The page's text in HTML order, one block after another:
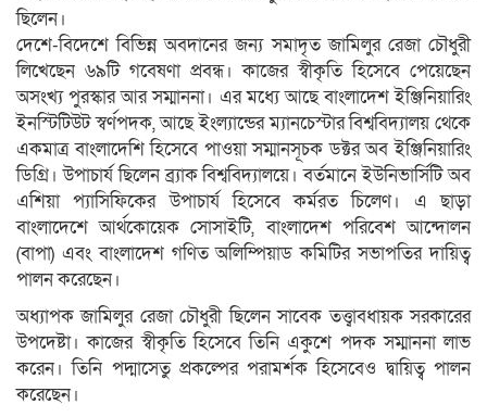
ছিলেন।
দেশে-বিদেশে বিভিন্ন অবদানের জন্য সমাদৃত জামিলুর রেজা চৌধুরী
লিখেছেন ৬৯টি গবেষণা প্রবন্ধ। কাজের স্বীকৃতি হিসেবে পেয়েছেন
অসংখ্য পুরস্কার আর সম্মাননা। এর মধ্যে আছে বাংলাদেশ ইঞ্জিনিয়ারিং
ইনস্টিটিউট স্বর্ণপদক, আছে ইংল্যান্ডের ম্যানচেস্টার বিশ্ববিদ্যালয় থেকে
একমাত্র বাংলাদেশি হিসেবে পাওয়া সম্মানসূচক ডক্টর অব ইঞ্জিনিয়ারিং
ডিগ্রি। উপাচার্য ছিলেন ব্র্যাক বিশ্ববিদ্যালয়ে। বর্তমানে ইউনিভার্সিটি অব
এশিয়া প্যাসিফিকের উপাচার্য হিসেবে কর্মরত চিলেণ। এ ছাড়া
বাংলাদেশে আর্থকোয়েক সোসাইটি, বাংলাদেশ পরিবেশ আন্দোলন
(বাপা) এবং বাংলাদেশ গণিত অলিম্পিয়াড কমিটির সভাপতির দায়িত্ব
পালন করেছেন।
অধ্যাপক জামিলুর রেজা চৌধুরী ছিলেন সাবেক তত্ত্বাবধায়ক সরকারের
উপদেষ্টা। কাজের স্বীকৃতি হিসেবে তিনি একুশে পদক সম্মাননা লাভ
করেন। তিনি পদ্মাসেতু প্রকল্পের পরামর্শক হিসেবেও দ্বায়িত্ব পালন
করেছেন।